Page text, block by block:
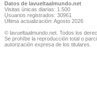
Datos de lavueltaalmundo.net
Visitas únicas diarias: 1.500
Usuarios registrados: 30961
Última actualización: Agosto 2026
© lavueltaalmundo.net. Todos los
Se prohíbe la reproducción total o
autorización expresa de los titulares.